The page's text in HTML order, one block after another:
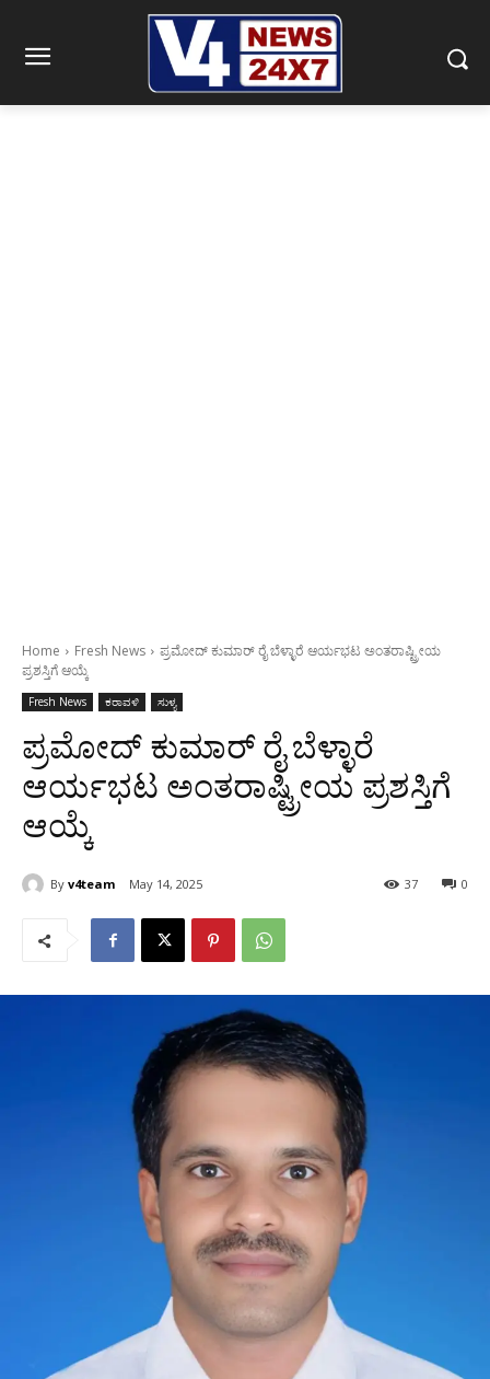
Home Fresh News
ಪ್ರಮೋದ್ ಕುಮಾರ್ ರೈ ಬೆಳ್ಳಾರೆ ಆರ್ಯಭಟ ಅಂತರಾಷ್ಟ್ರೀಯ
ಪ್ರಶಸ್ತಿಗೆ ಆಯ್ಕೆ
Fresh News ಕರಾವಳಿ ಸುಳ್ಯ
ಪ್ರಮೋದ್ ಕುಮಾರ್ ರೈ ಬೆಳ್ಳಾರೆ
ಆರ್ಯಭಟ ಅಂತರಾಷ್ಟ್ರೀಯ ಪ್ರಶಸ್ತಿಗೆ
ಆಯ್ಕೆ
By v4team May 14, 2025 0
37